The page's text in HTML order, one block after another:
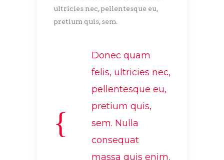
ultricies nec, pellentesque eu,
pretium quis, sem.
Donec quam
felis, ultricies nec,
pellentesque eu,
pretium quis,
sem. Nulla
consequat
massa quis enim.